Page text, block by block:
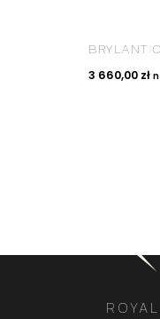
BRYLANT
3 660,00 zł